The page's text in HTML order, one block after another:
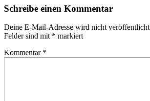
Schreibe einen Kommentar
Deine E-Mail-Adresse wird nicht
Felder sind mit * markiert
Kommentar *